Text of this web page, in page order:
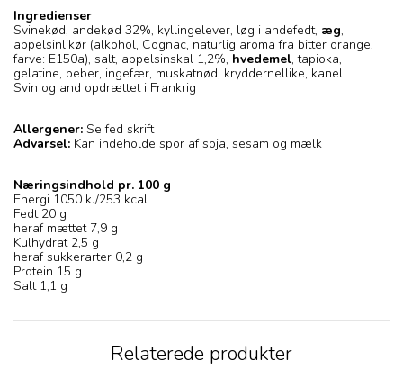
Ingredienser
Svinekød, andekød 32%, kyllingelever, løg i andefedt, æg,
appelsinlikør (alkohol, Cognac, naturlig aroma fra bitter orange,
farve: E150a), salt, appelsinskal 1,2%, hvedemel, tapioka,
gelatine, peber, ingefær, muskatnød, kryddernellike, kanel.
Svin og and opdrættet i Frankrig
Allergener: Se fed skrift
Advarsel: Kan indeholde spor af soja, sesam og mælk
Næringsindhold pr. 100 g
Energi 1050 kJ/253 kcal
Fedt 20 g
heraf mættet 7,9 g
Kulhydrat 2,5 g
heraf sukkerarter 0,2 g
Protein 15 g
Salt 1,1 g
Relaterede produkter